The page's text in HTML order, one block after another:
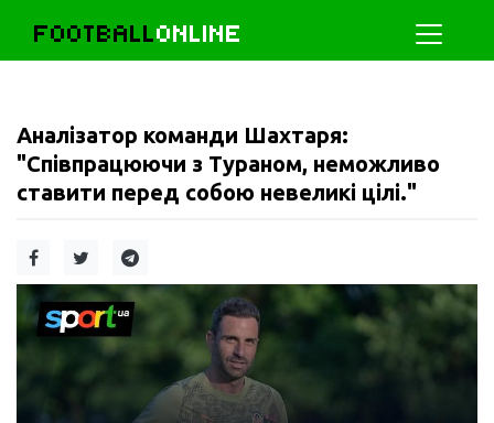
FOOTBALLONLINE
Аналізатор команди Шахтаря:
"Співпрацюючи з Тураном, неможливо
ставити перед собою невеликі цілі."